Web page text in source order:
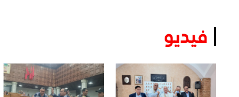
فيديو